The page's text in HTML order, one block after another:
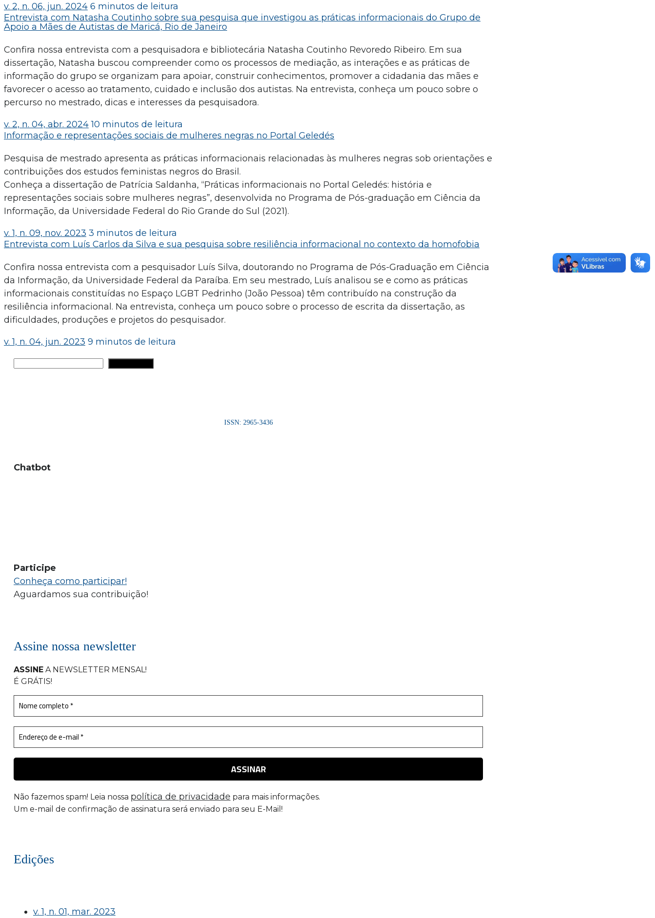
v. 2, n. 06, jun. 2024 6 minutos de leitura
Entrevista com Natasha Coutinho sobre sua pesquisa que investigou as práticas informacionais do Grupo de
Apoio a Mães de Autistas de Maricá, Rio de Janeiro
Confira nossa entrevista com a pesquisadora e bibliotecária Natasha Coutinho Revoredo Ribeiro. Em sua
dissertação, Natasha buscou compreender como os processos de mediação, as interações e as práticas de
informação do grupo se organizam para apoiar, construir conhecimentos, promover a cidadania das mães e
favorecer o acesso ao tratamento, cuidado e inclusão dos autistas. Na entrevista, conheça um pouco sobre o
percurso no mestrado, dicas e interesses da pesquisadora.
v. 2, n. 04, abr. 2024 10 minutos de leitura
Informação e representações sociais de mulheres negras no Portal Geledés
Pesquisa de mestrado apresenta as práticas informacionais relacionadas às mulheres negras sob orientações e
contribuições dos estudos feministas negros do Brasil.
Conheça a dissertação de Patrícia Saldanha, “Práticas informacionais no Portal Geledés: história e
representações sociais sobre mulheres negras”, desenvolvida no Programa de Pós-graduação em Ciência da
Informação, da Universidade Federal do Rio Grande do Sul (2021).
v. 1, n. 09, nov. 2023 3 minutos de leitura
Entrevista com Luís Carlos da Silva e sua pesquisa sobre resiliência informacional no contexto da homofobia
Confira nossa entrevista com a pesquisador Luís Silva, doutorando no Programa de Pós-Graduação em Ciência
da Informação, da Universidade Federal da Paraíba. Em seu mestrado, Luís analisou se e como as práticas
informacionais constituídas no Espaço LGBT Pedrinho (João Pessoa) têm contribuído na construção da
resiliência informacional. Na entrevista, conheça um pouco sobre o processo de escrita da dissertação, as
dificuldades, produções e projetos do pesquisador.
v. 1, n. 04, jun. 2023 9 minutos de leitura
ISSN: 2965-3436
Chatbot
Participe
Conheça como participar!
Aguardamos sua contribuição!
Assine nossa newsletter
ASSINE A NEWSLETTER MENSAL !
É GRÁTIS!
Não fazemos spam! Leia nossa política de privacidade para mais informações.
Um e-mail de confirmação de assinatura será enviado para seu E-Mail!
Edições
v. 1, n. 01, mar. 2023